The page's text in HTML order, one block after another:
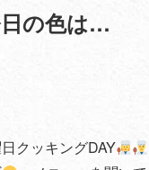
の色は…
クッキングDAY